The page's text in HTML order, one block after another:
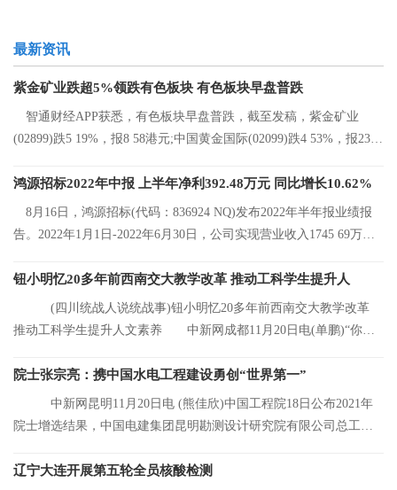
最新资讯
紫金矿业跌超5%领跌有色板块 有色板块早盘普跌
智通财经APP获悉，有色板块早盘普跌，截至发稿，紫金矿业
(02899)跌5 19%，报8 58港元;中国黄金国际(02099)跌4 53%，报23 2
鸿源招标2022年中报 上半年净利392.48万元 同比增长10.62%
8月16日，鸿源招标(代码：836924 NQ)发布2022年半年报业绩报
告。2022年1月1日-2022年6月30日，公司实现营业收入1745 69万
钮小明忆20多年前西南交大教学改革 推动工科学生提升人
(四川统战人说统战事)钮小明忆20多年前西南交大教学改革
推动工科学生提升人文素养 中新网成都11月20日电(单鹏)“你们
院士张宗亮：携中国水电工程建设勇创“世界第一”
中新网昆明11月20日电 (熊佳欣)中国工程院18日公布2021年
院士增选结果，中国电建集团昆明勘测设计研究院有限公司总工程
辽宁大连开展第五轮全员核酸检测